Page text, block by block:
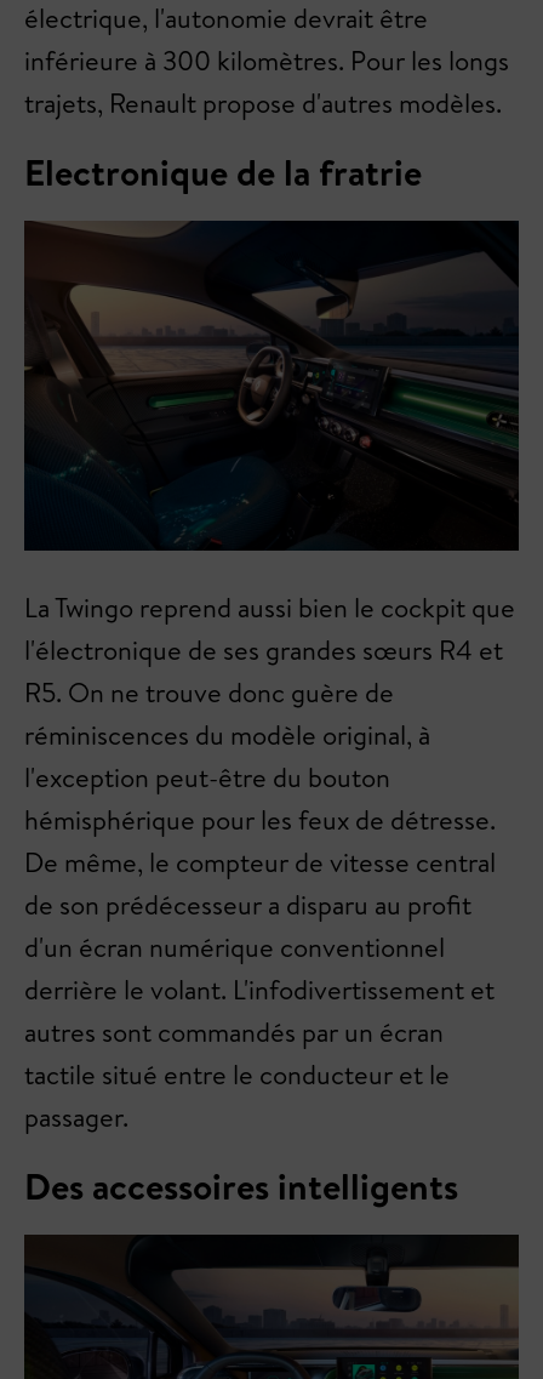
électrique, l'autonomie devrait être
inférieure à 300 kilomètres. Pour les longs
trajets, Renault propose d'autres modèles.
Electronique de la fratrie
La Twingo reprend aussi bien le cockpit que
l'électronique de ses grandes sœurs R4 et
R5. On ne trouve donc guère de
réminiscences du modèle original, à
l'exception peut-être du bouton
hémisphérique pour les feux de détresse.
De même, le compteur de vitesse central
de son prédécesseur a disparu au profit
d'un écran numérique conventionnel
derrière le volant. L'infodivertissement et
autres sont commandés par un écran
tactile situé entre le conducteur et le
passager.
Des accessoires intelligents